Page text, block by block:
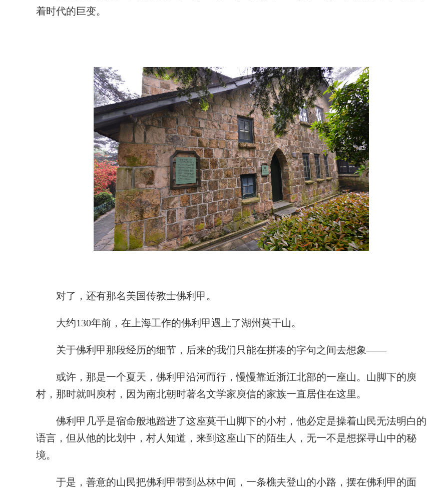
着时代的巨变。
对了，还有那名美国传教士佛利甲。
大约130年前，在上海工作的佛利甲遇上了湖州莫干山。
关于佛利甲那段经历的细节，后来的我们只能在拼凑的字句之间去想象——
或许，那是一个夏天，佛利甲沿河而行，慢慢靠近浙江北部的一座山。山脚下的庾
村，那时就叫庾村，因为南北朝时著名文学家庾信的家族一直居住在这里。
佛利甲几乎是宿命般地踏进了这座莫干山脚下的小村，他必定是操着山民无法明白的
语言，但从他的比划中，村人知道，来到这座山下的陌生人，无一不是想探寻山中的秘
境。
于是，善意的山民把佛利甲带到丛林中间，一条樵夫登山的小路，摆在佛利甲的面